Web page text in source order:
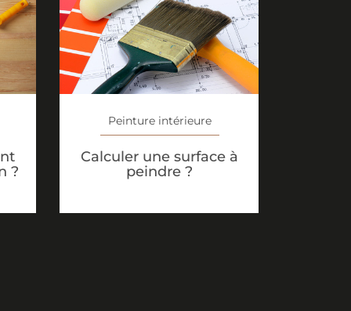
?
Peinture intérieure
Calculer une surface à
peindre ?